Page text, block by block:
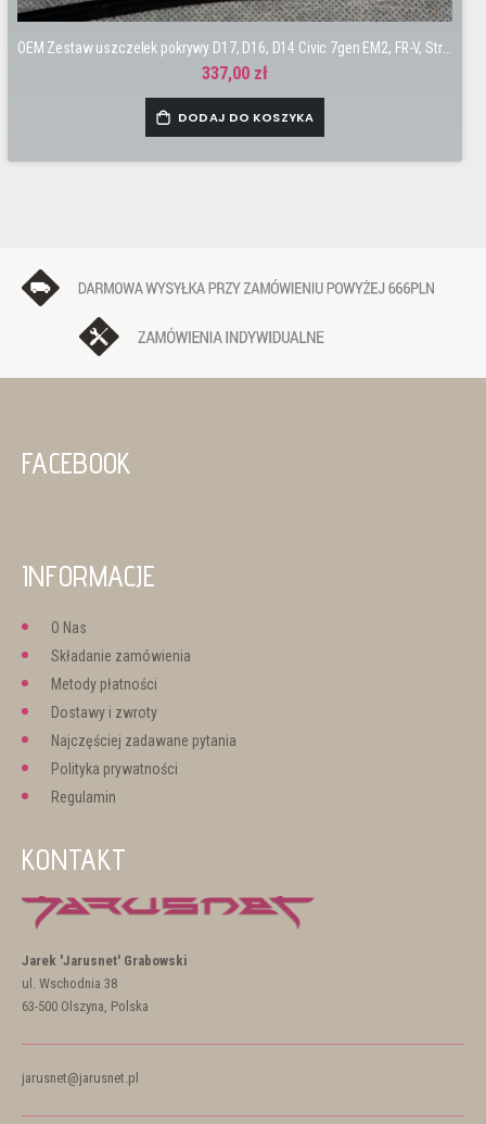
OEM Zestaw uszczelek pokrywy D17, D16, D14 Civic 7gen EM2, FR-V, Stream
337,00 zł
DODAJ DO KOSZYKA
FACEBOOK
INFORMACJE
O Nas
Składanie zamówienia
Metody płatności
Dostawy i zwroty
Najczęściej zadawane pytania
Polityka prywatności
Regulamin
KONTAKT
Jarek 'Jarusnet' Grabowski
ul. Wschodnia 38
63-500 Olszyna, Polska
jarusnet@jarusnet.pl